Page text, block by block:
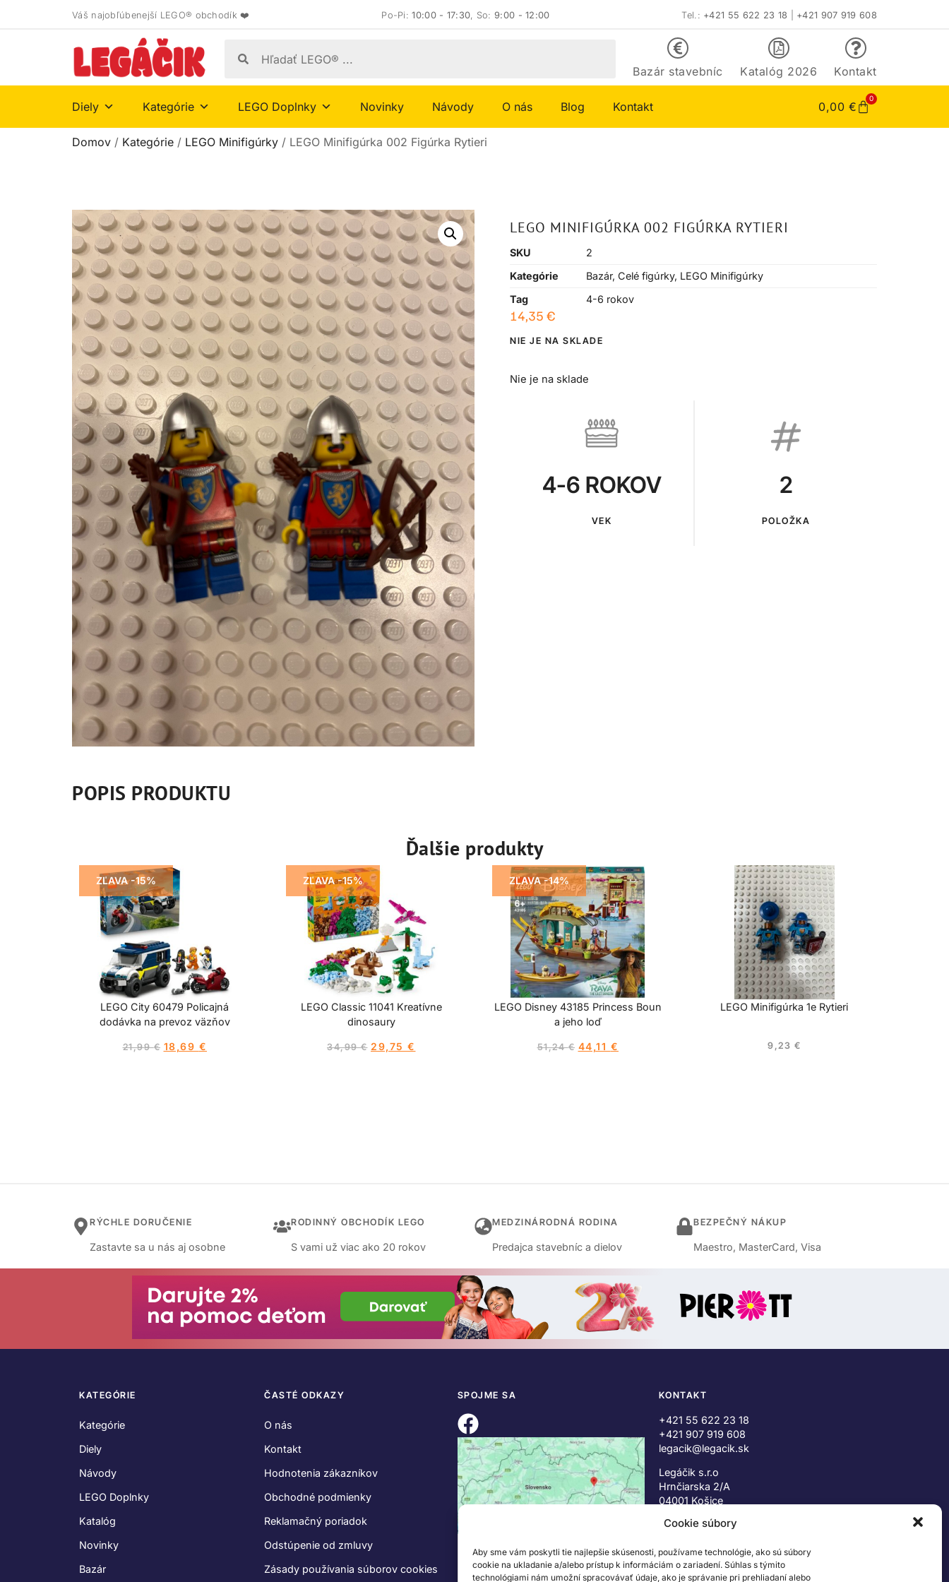
Cookie súbory
Aby sme vám poskytli tie najlepšie skúsenosti, používame technológie, ako sú súbory
cookie na ukladanie a/alebo prístup k informáciám o zariadení. Súhlas s týmito
technológiami nám umožní spracovávať údaje, ako je správanie pri prehliadaní alebo
Váš najobľúbenejší LEGO® obchodík ❤️ Po-Pi:10:00 - 17:30, So:9:00 - 12:00 Tel.: +421 55 622 23 18 +421 907 919 608
Bazár stavebníc Katalóg 2026 Kontakt
Diely Kategórie LEGO Doplnky Novinky Návody O nás Blog Kontakt 0,00 €
0
Domov / Kategórie / LEGO Minifigúrky / LEGO Minifigúrka 002 Figúrka Rytieri
LEGO MINIFIGÚRKA 002 FIGÚRKA RYTIERI
SKU
2
Kategórie
Bazár, Celé figúrky, LEGO Minifigúrky
Tag
4-6 rokov
14,35 €
NIE JE NA SKLADE
Nie je na sklade
4-6 ROKOV
VEK
2
POLOŽKA
POPIS PRODUKTU
Ďalšie produkty
ZĽAVA -15%
LEGO City 60479 Policajná
dodávka na prevoz väzňov
21,99€ 18,69 €
ZĽAVA -15%
LEGO Classic 11041 Kreatívne
dinosaury
34,99€ 29,75 €
ZĽAVA -14%
LEGO Disney 43185 Princess Boun
a jeho loď
51,24€ 44,11 €
LEGO Minifigúrka 1e Rytieri
9,23 €
RÝCHLE DORUČENIE
Zastavte sa u nás aj osobne
RODINNÝ OBCHODÍK LEGO
S vami už viac ako 20 rokov
MEDZINÁRODNÁ RODINA
Predajca stavebníc a dielov
BEZPEČNÝ NÁKUP
Maestro, MasterCard, Visa
KATEGÓRIE
Kategórie
Diely
Návody
LEGO Doplnky
Katalóg
Novinky
Bazár
ČASTÉ ODKAZY
O nás
Kontakt
Hodnotenia zákazníkov
Obchodné podmienky
Reklamačný poriadok
Odstúpenie od zmluvy
Zásady používania súborov cookies
SPOJME SA KONTAKT
+421 55 622 23 18
+421 907 919 608
legacik@legacik.sk
Legáčik s.r.o
Hrnčiarska 2/A
04001 Košice
IČ DPH: SK2023978330